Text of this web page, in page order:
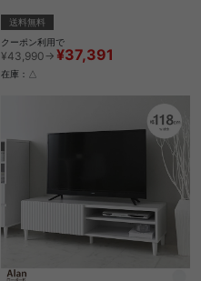
送料無料
クーポン利用で
¥43,990→ ¥37,391
在庫：△